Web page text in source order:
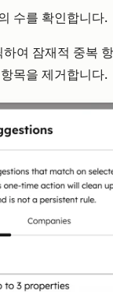
수를 확인합니다.
하여 잠재적 중복
목을 제거합니다.